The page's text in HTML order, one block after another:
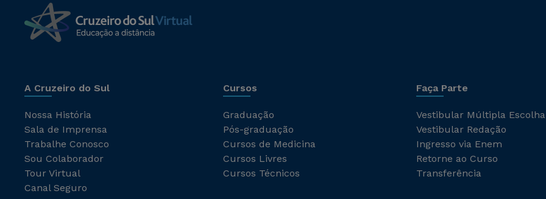
A Cruzeiro do Sul
Nossa História
Sala de Imprensa
Trabalhe Conosco
Sou Colaborador
Tour Virtual
Canal Seguro
Cursos
Graduação
Pós-graduação
Cursos de Medicina
Cursos Livres
Cursos Técnicos
Faça Parte
Vestibular Múltipla Escolha
Vestibular Redação
Ingresso via Enem
Retorne ao Curso
Transferência